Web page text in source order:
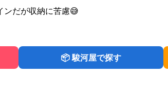
だが収納に苦慮😅
📦 駿河屋で探す